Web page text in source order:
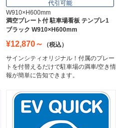
Magnet Sheet
代引可能
W910×H600mm
満空プレート付 駐車場看板 テンプレ1
ブラック W910×H600mm
¥12,870～
（税込）
サインシティオリジナル！付属のプレー
トを付替えるだけで駐車場の満車/空き情
報が簡単に告知できます。